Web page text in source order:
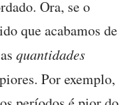
Ora, se o
que acabamos de
quantidades
Por exemplo,